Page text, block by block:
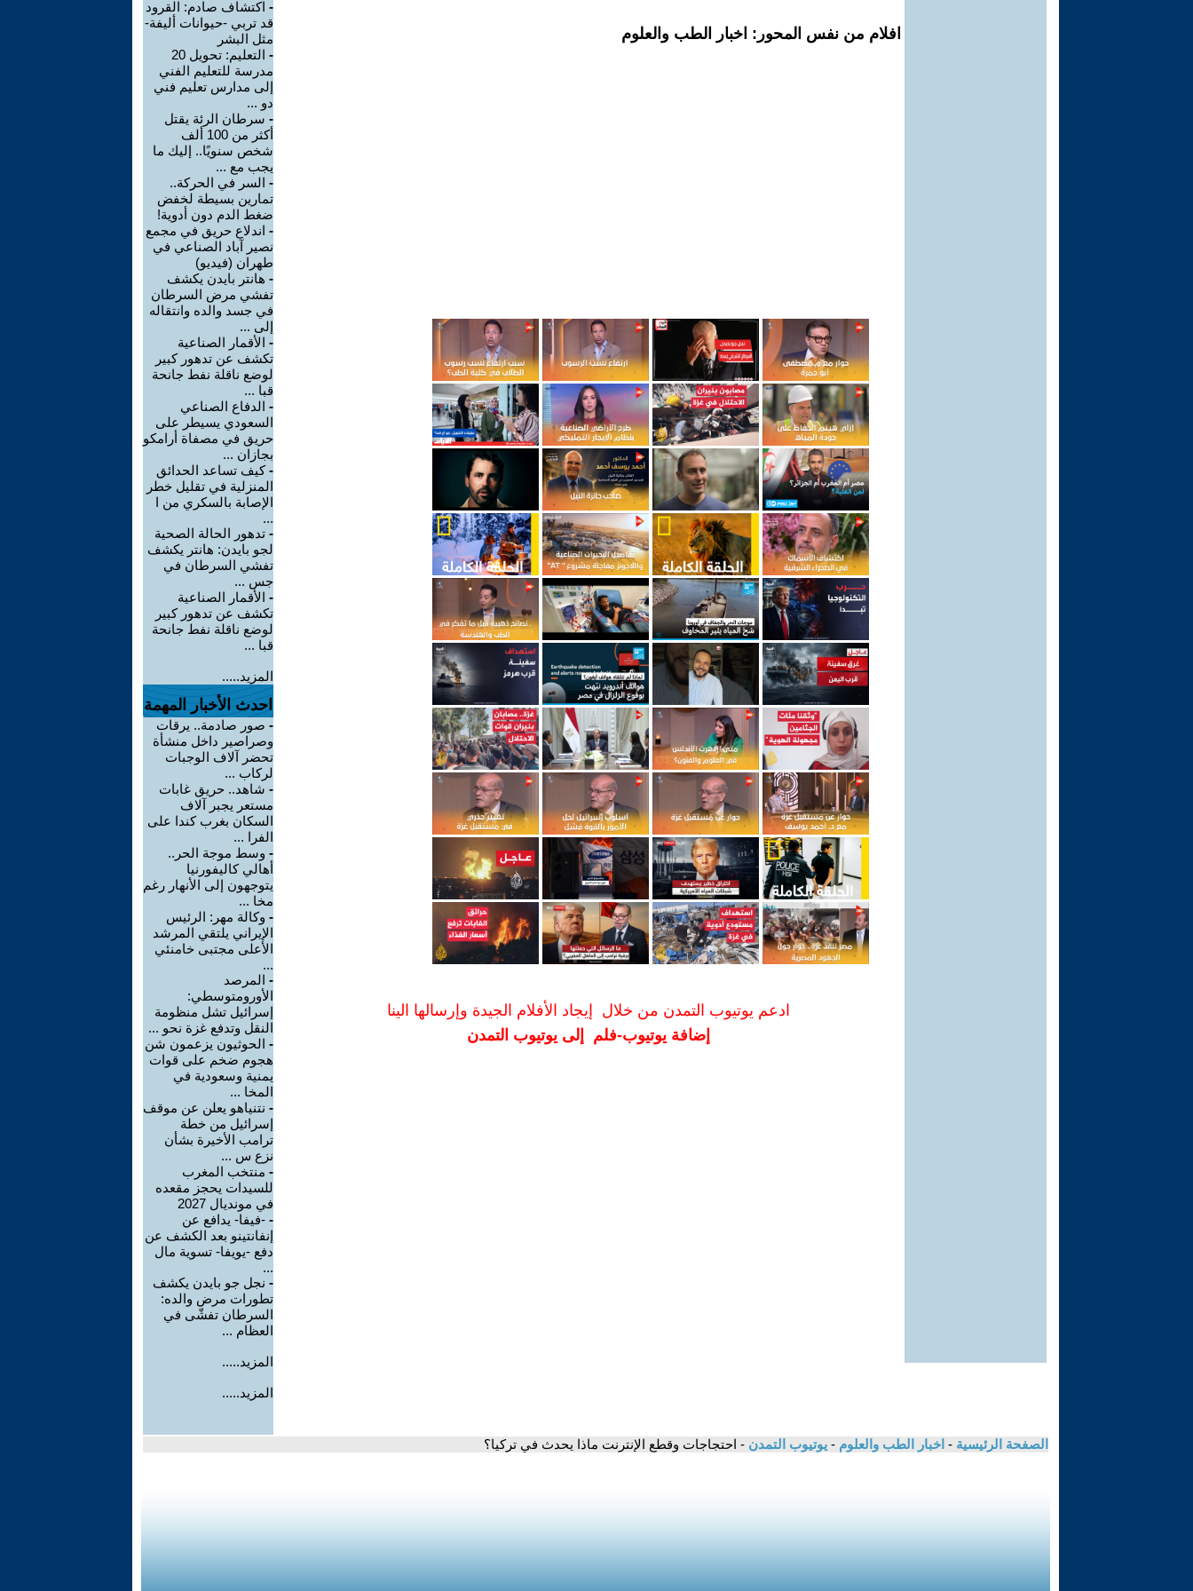
افلام من نفس المحور: اخبار الطب والعلوم
ادعم يوتيوب التمدن من خلال إيجاد الأفلام الجيدة وإرسالها الينا
إضافة يوتيوب-فلم إلى يوتيوب التمدن
- اكتشاف صادم: القرود
قد تربي -حيوانات أليفة-
مثل البشر
-
التعليم: تحويل 20
مدرسة للتعليم الفني
إلى مدارس تعليم فني
دو ...
- سرطان الرئة يقتل
أكثر من 100 ألف
شخص سنويًا.. إليك ما
يجب مع ...
- السر في الحركة..
تمارين بسيطة لخفض
ضغط الدم دون أدوية!
- اندلاع حريق في مجمع
نصير آباد الصناعي في
طهران (فيديو)
- هانتر بايدن يكشف
تفشي مرض السرطان
في جسد والده وانتقاله
إلى ...
- الأقمار الصناعية
تكشف عن تدهور كبير
لوضع ناقلة نفط جانحة
قبا ...
- الدفاع الصناعي
السعودي يسيطر على
حريق في مصفاة أرامكو
بجازان ...
-كيف تساعد الحدائق
المنزلية في تقليل خطر
الإصابة بالسكري من ا
...
- تدهور الحالة الصحية
لجو بايدن: هانتر يكشف
تفشي السرطان في
جس ...
- الأقمار الصناعية
تكشف عن تدهور كبير
لوضع ناقلة نفط جانحة
قبا ...
المزيد.....
احدث الأخبار المهمة
- صور صادمة.. يرقات
وصراصير داخل منشأة
تحضر آلاف الوجبات
لركاب ...
- شاهد.. حريق غابات
مستعر يجبر آلاف
السكان بغرب كندا على
الفرا ...
- وسط موجة الحر..
أهالي كاليفورنيا
يتوجهون إلى الأنهار رغم
مخا ...
- وكالة مهر: الرئيس
الإيراني يلتقي المرشد
الأعلى مجتبى خامنئي
...
- المرصد
الأورومتوسطي:
إسرائيل تشل منظومة
النقل وتدفع غزة نحو ...
- الحوثيون يزعمون شن
هجوم ضخم على قوات
يمنية وسعودية في
المخا ...
- نتنياهو يعلن عن موقف
إسرائيل من خطة
ترامب الأخيرة بشأن
نزع س ...
- منتخب المغرب
للسيدات يحجز مقعده
في مونديال 2027
- -فيفا- يدافع عن
إنفانتينو بعد الكشف عن
دفع -يويفا- تسوية مال
...
- نجل جو بايدن يكشف
تطورات مرض والده:
السرطان تفشّى في
العظام ...
المزيد.....
المزيد.....
الصفحة الرئيسية - اخبار الطب والعلوم - يوتيوب التمدن - احتجاجات وقطع الإنترنت ماذا يحدث في تركيا؟